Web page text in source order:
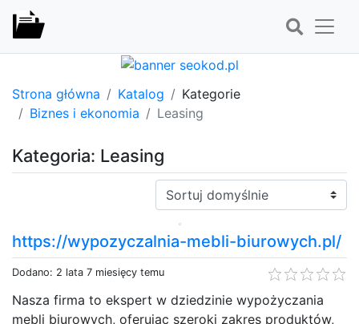
Strona główna Katalog
Kategorie
Biznes i ekonomia
Leasing
Kategoria: Leasing
Sortuj:
https://wypozyczalnia-mebli-biurowych.pl/
Dodano: 2 lata 7 miesięcy temu
Nasza firma to ekspert w dziedzinie wypożyczania
mebli biurowych, oferując szeroki zakres produktów,